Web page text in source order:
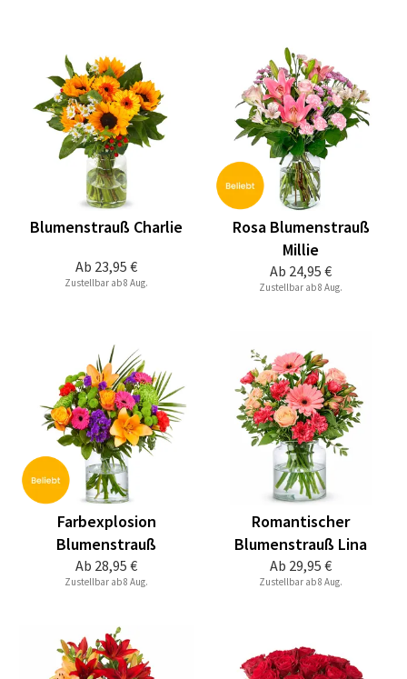
Ab 23,95 €
Blumenstrauß Charlie
Zustellbar ab 8 Aug.
Ab 24,95 €
Rosa Blumenstrauß
Millie
Zustellbar ab 8 Aug.
Ab 28,95 €
Farbexplosion
Blumenstrauß
Zustellbar ab 8 Aug.
Ab 29,95 €
Romantischer
Blumenstrauß Lina
Zustellbar ab 8 Aug.